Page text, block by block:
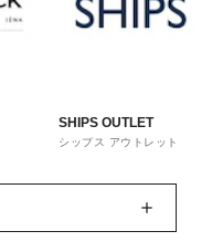
SHIPS OUTLET
シップス アウトレット